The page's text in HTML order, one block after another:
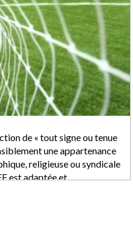
de « tout signe ou tenue
une appartenance
religieuse ou syndicale
est adaptée et